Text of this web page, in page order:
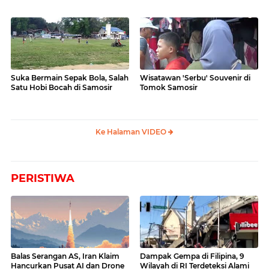
Suka Bermain Sepak Bola, Salah
Satu Hobi Bocah di Samosir
Wisatawan 'Serbu' Souvenir di
Tomok Samosir
Ke Halaman VIDEO
PERISTIWA
Balas Serangan AS, Iran Klaim
Hancurkan Pusat AI dan Drone
Dampak Gempa di Filipina, 9
Wilayah di RI Terdeteksi Alami